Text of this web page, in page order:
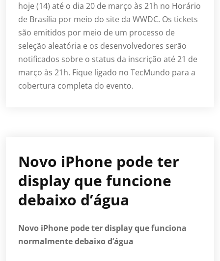
hoje (14) até o dia 20 de março às 21h no Horário
de Brasília por meio do site da WWDC. Os tickets
são emitidos por meio de um processo de
seleção aleatória e os desenvolvedores serão
notificados sobre o status da inscrição até 21 de
março às 21h. Fique ligado no TecMundo para a
cobertura completa do evento.
Novo iPhone pode ter
display que funcione
debaixo d’água
Novo iPhone pode ter display que funciona
normalmente debaixo d’água